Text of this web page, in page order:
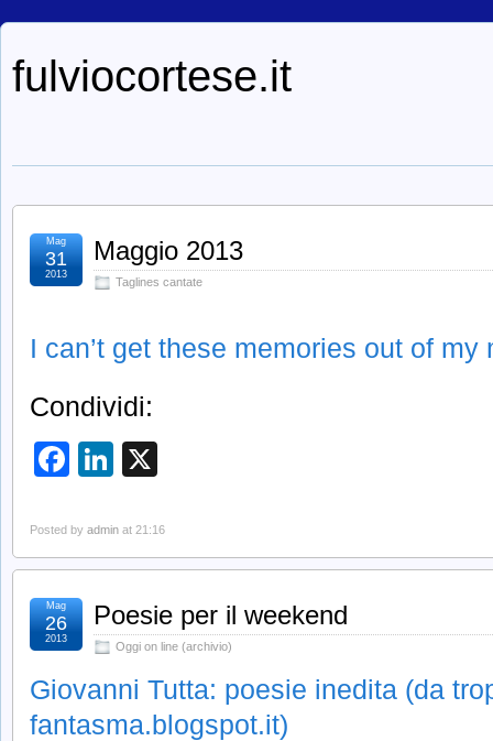
fulviocortese.it
Maggio 2013
Taglines cantate
Mag
31
2013
I can’t get these memories out of my
Condividi:
Facebook
LinkedIn
Posted by admin at 21:16
Poesie per il weekend
Oggi on line (archivio)
Mag
26
2013
Giovanni Tutta: poesie inedita (da
fantasma.blogspot.it)